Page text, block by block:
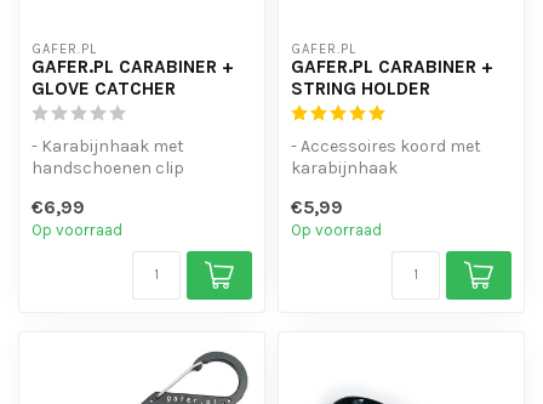
GAFER.PL
GAFER.PL CARABINER +
GLOVE CATCHER
- Karabijnhaak met
handschoenen clip
dubbelzijdige veersluit...
€6,99
Op voorraad
GAFER.PL
GAFER.PL CARABINER +
STRING HOLDER
- Accessoires koord met
karabijnhaak
veersluiting
- Voor he...
€5,99
Op voorraad